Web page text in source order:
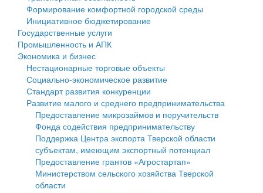
Государственные услуги
Промышленность и АПК
Экономика и бизнес
Символика
Устав
Гостям округа
Туризм
Культура
Образование
Здравоохранение
Социальная защита
муниципального округа Тверской области
Администрация Кашинского муниципального округа
Тверской области
Управление сельскими территориями
Открытые данные
Работа с обращениями граждан
Муниципальный контроль
Муниципальные услуги
Финансовое управление
Бюджет для граждан
Имущество
Выявление правообладателей ранее учтенных
объектов недвижимости
Имущественная поддержка субъектов малого и
среднего предпринимательства
Информационная поддержка субъектов малого и
Формирование комфортной городской среды
Инициативное бюджетирование
Государственные услуги
Промышленность и АПК
Экономика и бизнес
Нестационарные торговые объекты
Социально-экономическое развитие
Стандарт развития конкуренции
Развитие малого и среднего предпринимательства
Предоставление микрозаймов и поручительств
Фонда содействия предпринимательству
Поддержка Центра экспорта Тверской области
субъектам, имеющим экспортный потенциал
Предоставление грантов «Агростартап»
Министерством сельского хозяйства Тверской
области